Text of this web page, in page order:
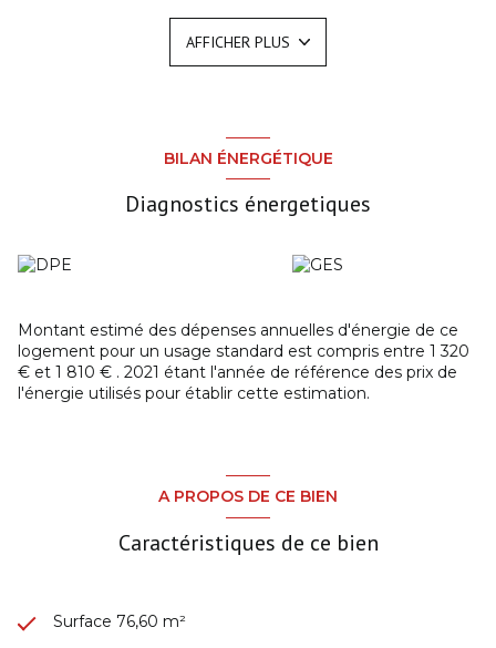
en pierre entièrement rénovée avec charme et
authenticité. Elle se compose au rez-de-chaussée : un
salon d'environ 26 m², une cuisine équipée, une salle d'eau,
contactant COMMEREUC IMMOBILIER PAIMPOL au 02
AFFICHER PLUS
BILAN ÉNERGÉTIQUE
Diagnostics énergetiques
Montant estimé des dépenses annuelles d'énergie de ce
logement pour un usage standard est compris entre 1 320
€ et 1 810 € . 2021 étant l'année de référence des prix de
l'énergie utilisés pour établir cette estimation.
A PROPOS DE CE BIEN
Caractéristiques de ce bien
Surface 76,60 m²